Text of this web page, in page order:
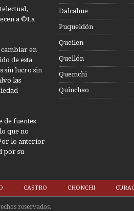
a ©La
en
de esta
sin lucro sin
las
de fuentes
que no
lo anterior
por su
Dalcahue
Puqueldón
Queilen
Quellón
Quemchi
Quinchao
CASTRO CHONCHI
reservados.